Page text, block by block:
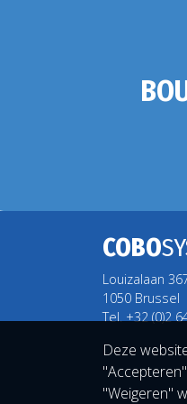
COBO
Louizalaan
1050 Brussel
Tel. +32 (0)2
Deze
"Weigeren"